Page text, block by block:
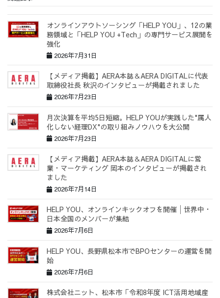
オンラインアウトソーシング「HELP YOU」、12の業
務領域と「HELP YOU +Tech」の専門サービス展開を
強化
2026年7月31日
【メディア掲載】AERA本誌＆AERA DIGITALに代表
取締役社長 秋沢のインタビューが掲載されました
2026年7月23日
月次決算を平均5日短縮。HELP YOUが実践した"属人
化しない経理DX"の取り組みノウハウを大公開
2026年7月23日
【メディア掲載】AERA本誌＆AERA DIGITALに営
業・マーケティング 岡本のインタビューが掲載され
ました
2026年7月14日
HELP YOU、オンラインキックオフを開催│世界中・
日本全国のメンバーが集結
2026年7月6日
HELP YOU、長野県松本市でBPOセンターの運営を開
始
2026年7月6日
株式会社ニット、松本市「令和8年度 ICT活用地域産